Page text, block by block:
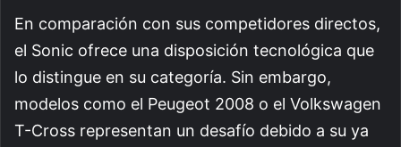
En comparación con sus competidores directos,
el Sonic ofrece una disposición tecnológica que
lo distingue en su categoría. Sin embargo,
modelos como el Peugeot 2008 o el Volkswagen
T-Cross representan un desafío debido a su ya